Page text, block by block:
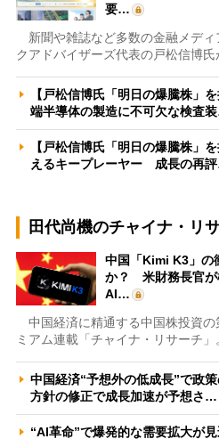
要…
新聞や雑誌など多数の金融メディ
クアドバイザーズ代表の戸松信博氏
【戸松信博氏「明日の爆騰株」
端半導体の製造に不可欠な検査
【戸松信博氏「明日の爆騰株」
えるキープレーヤー 成長の再
田代尚機のチャイナ・リ
中国「Kimi K3」の
か？ 米財務長官が
AI…
中国経済に精通する中国株投資の
ミアム連載「チャイナ・リサーチ」
中国経済“予想外の低成長”で政
方針の修正で成長加速が予想さ…
“AI革命”で爆発的な需要拡大が